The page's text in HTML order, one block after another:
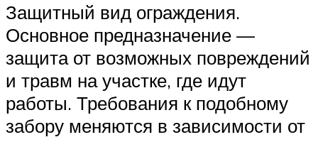
Защитный вид ограждения.
Основное предназначение —
защита от возможных повреждений
и травм на участке, где идут
работы. Требования к подобному
забору меняются в зависимости от